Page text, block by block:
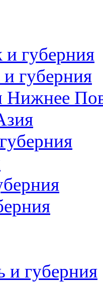
губерния
губерния
Нижнее
и губерния